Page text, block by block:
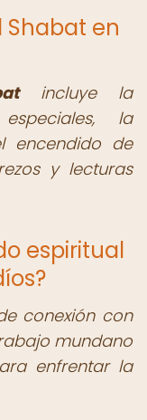
Shabat en
incluye la
la
encendido de
y lecturas
espiritual
conexión con
mundano
enfrentar la